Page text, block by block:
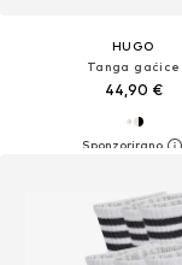
HUGO
Tanga gaćice
44,90 €